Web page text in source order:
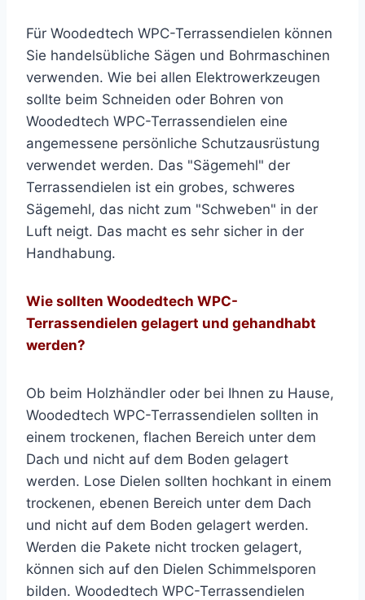
Für Woodedtech WPC-Terrassendielen können
Sie handelsübliche Sägen und Bohrmaschinen
verwenden. Wie bei allen Elektrowerkzeugen
sollte beim Schneiden oder Bohren von
Woodedtech WPC-Terrassendielen eine
angemessene persönliche Schutzausrüstung
verwendet werden. Das "Sägemehl" der
Terrassendielen ist ein grobes, schweres
Sägemehl, das nicht zum "Schweben" in der
Luft neigt. Das macht es sehr sicher in der
Handhabung.
Wie sollten Woodedtech WPC-
Terrassendielen gelagert und gehandhabt
werden?
Ob beim Holzhändler oder bei Ihnen zu Hause,
Woodedtech WPC-Terrassendielen sollten in
einem trockenen, flachen Bereich unter dem
Dach und nicht auf dem Boden gelagert
werden. Lose Dielen sollten hochkant in einem
trockenen, ebenen Bereich unter dem Dach
und nicht auf dem Boden gelagert werden.
Werden die Pakete nicht trocken gelagert,
können sich auf den Dielen Schimmelsporen
bilden. Woodedtech WPC-Terrassendielen